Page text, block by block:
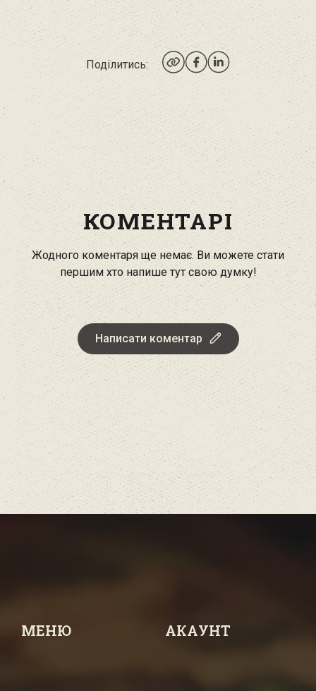
Поділитись:
КОМЕНТАРІ
Жодного коментаря ще немає. Ви можете стати
першим хто напише тут свою думку!
Написати коментар
МЕНЮ АКАУНТ